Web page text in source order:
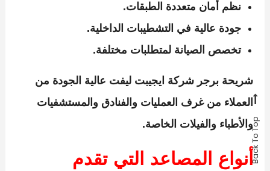
نظم أمان متعددة الطبقات.
جودة عالية في التشطيبات الداخلية.
تخصص الصيانة لمتطلبات مختلفة.
شريحة برجر شركة ايجيبت ليفت عالية الجودة من
العملاء من غرف العمليات والفنادق والمستشفيات
والأطباء والفيلات الخاصة.
أنواع المصاعد التي تقدمBack To Top